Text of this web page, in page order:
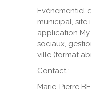
Evénementiel
municipal, site
application
sociaux,
ville (format
Contact :
Marie-Pierre